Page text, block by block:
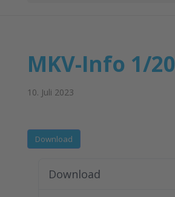
MKV-Info 1/
10. Juli 2023
Download
Download